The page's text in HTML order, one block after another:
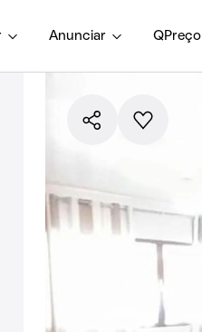
Anunciar QPreço